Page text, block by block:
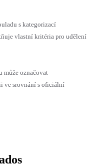
s kategorizací
vlastní kritéria pro udělení
může označovat
ve srovnání s oficiální